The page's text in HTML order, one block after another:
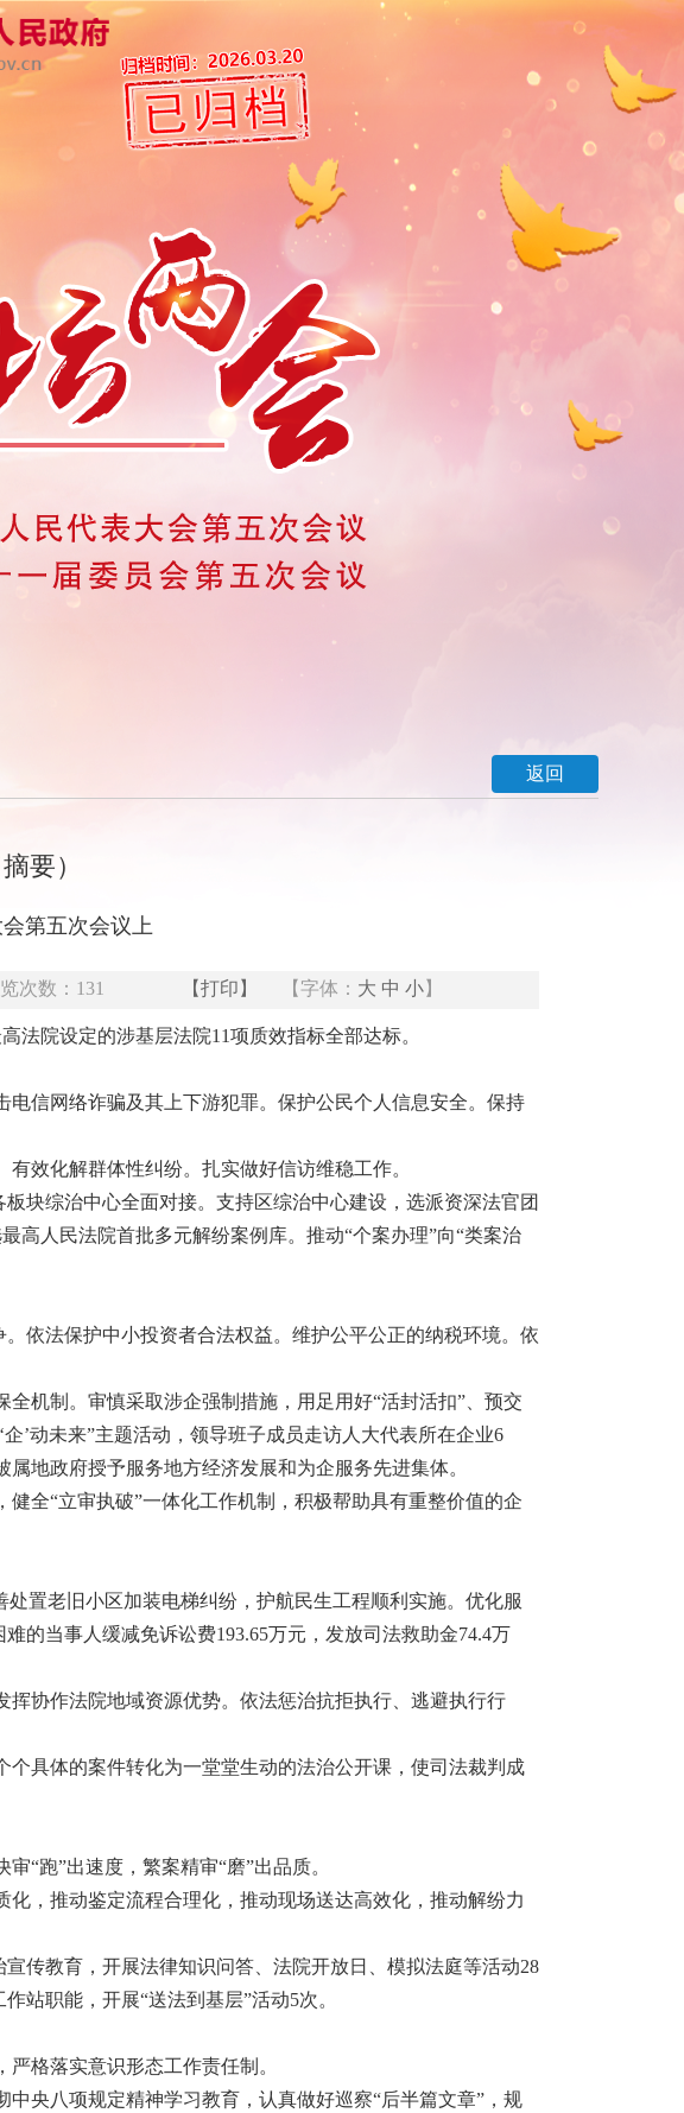
返回
要）
第五次会议上
次数： 131 【打印】 【字体： 大 中 小】
法院设定的涉基层法院11项质效指标全部达标。
信网络诈骗及其上下游犯罪。保护公民个人信息安全。保持
效化解群体性纠纷。扎实做好信访维稳工作。
块综治中心全面对接。支持区综治中心建设，选派资深法官团
高人民法院首批多元解纷案例库。推动“个案办理”向“类案治
依法保护中小投资者合法权益。维护公平公正的纳税环境。依
机制。审慎采取涉企强制措施，用足用好“活封活扣”、预交
’动未来”主题活动，领导班子成员走访人大代表所在企业6
地政府授予服务地方经济发展和为企服务先进集体。
全“立审执破”一体化工作机制，积极帮助具有重整价值的企
置老旧小区加装电梯纠纷，护航民生工程顺利实施。优化服
的当事人缓减免诉讼费193.65万元，发放司法救助金74.4万
协作法院地域资源优势。依法惩治抗拒执行、逃避执行行
具体的案件转化为一堂堂生动的法治公开课，使司法裁判成
“跑”出速度，繁案精审“磨”出品质。
，推动鉴定流程合理化，推动现场送达高效化，推动解纷力
传教育，开展法律知识问答、法院开放日、模拟法庭等活动28
站职能，开展“送法到基层”活动5次。
格落实意识形态工作责任制。
央八项规定精神学习教育，认真做好巡察“后半篇文章”，规